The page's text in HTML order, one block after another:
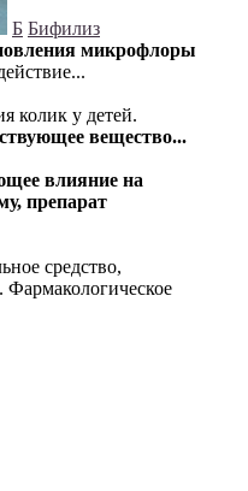
Б Бифилиз
микрофлоры
колик у детей.
вещество...
влияние на
препарат
средство,